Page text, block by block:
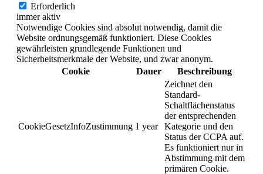
Erforderlich
immer aktiv
Notwendige Cookies sind absolut notwendig, damit die
Website ordnungsgemäß funktioniert. Diese Cookies
gewährleisten grundlegende Funktionen und
Sicherheitsmerkmale der Website, und zwar anonym.
Cookie
Dauer Beschreibung
CookieGesetzInfoZustimmung 1 year
Zeichnet den
Standard-
Schaltflächenstatus
der entsprechenden
Kategorie und den
Status der CCPA auf.
Es funktioniert nur in
Abstimmung mit dem
primären Cookie.